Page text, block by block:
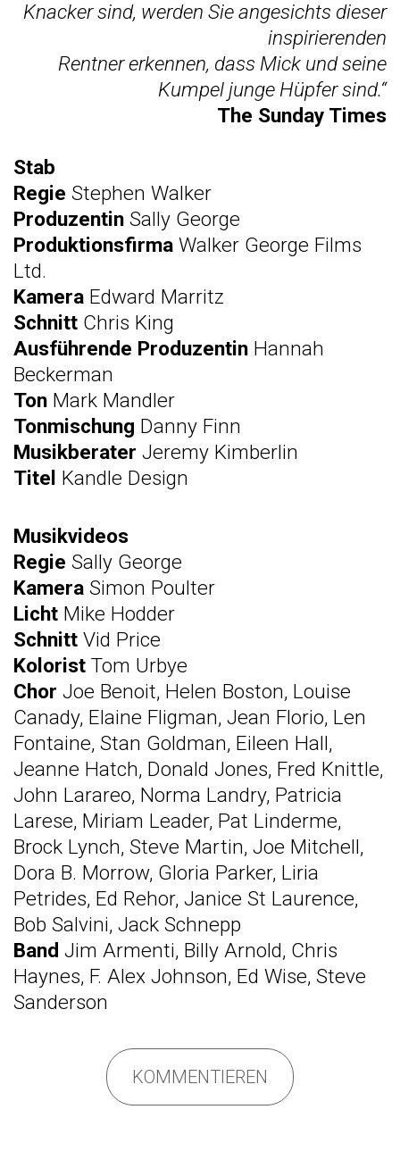
Knacker sind, werden Sie angesichts dieser
inspirierenden
Rentner erkennen, dass Mick und seine
Kumpel junge Hüpfer sind.“
The Sunday Times
Stab
Regie Stephen Walker
Produzentin Sally George
Produktionsfirma Walker George Films
Ltd.
Kamera Edward Marritz
Schnitt Chris King
Ausführende Produzentin Hannah
Beckerman
Ton Mark Mandler
Tonmischung Danny Finn
Musikberater Jeremy Kimberlin
Titel Kandle Design
Musikvideos
Regie Sally George
Kamera Simon Poulter
Licht Mike Hodder
Schnitt Vid Price
Kolorist Tom Urbye
Chor Joe Benoit, Helen Boston, Louise
Canady, Elaine Fligman, Jean Florio, Len
Fontaine, Stan Goldman, Eileen Hall,
Jeanne Hatch, Donald Jones, Fred Knittle,
John Larareo, Norma Landry, Patricia
Larese, Miriam Leader, Pat Linderme,
Brock Lynch, Steve Martin, Joe Mitchell,
Dora B. Morrow, Gloria Parker, Liria
Petrides, Ed Rehor, Janice St Laurence,
Bob Salvini, Jack Schnepp
Band Jim Armenti, Billy Arnold, Chris
Haynes, F. Alex Johnson, Ed Wise, Steve
Sanderson
KOMMENTIEREN